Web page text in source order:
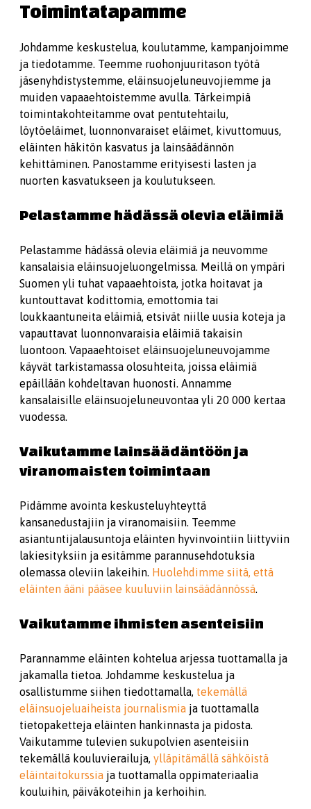
Toimintatapamme
Johdamme keskustelua, koulutamme, kampanjoimme
ja tiedotamme. Teemme ruohonjuuritason työtä
jäsenyhdistystemme, eläinsuojeluneuvojiemme ja
muiden vapaaehtoistemme avulla. Tärkeimpiä
toimintakohteitamme ovat pentutehtailu,
löytöeläimet, luonnonvaraiset eläimet, kivuttomuus,
eläinten häkitön kasvatus ja lainsäädännön
kehittäminen. Panostamme erityisesti lasten ja
nuorten kasvatukseen ja koulutukseen.
Pelastamme hädässä olevia eläimiä
Pelastamme hädässä olevia eläimiä ja neuvomme
kansalaisia eläinsuojeluongelmissa. Meillä on ympäri
Suomen yli tuhat vapaaehtoista, jotka hoitavat ja
kuntouttavat kodittomia, emottomia tai
loukkaantuneita eläimiä, etsivät niille uusia koteja ja
vapauttavat luonnonvaraisia eläimiä takaisin
luontoon. Vapaaehtoiset eläinsuojeluneuvojamme
käyvät tarkistamassa olosuhteita, joissa eläimiä
epäillään kohdeltavan huonosti. Annamme
kansalaisille eläinsuojeluneuvontaa yli 20 000 kertaa
vuodessa.
Vaikutamme lainsäädäntöön ja
viranomaisten toimintaan
Pidämme avointa keskusteluyhteyttä
kansanedustajiin ja viranomaisiin. Teemme
asiantuntijalausuntoja eläinten hyvinvointiin liittyviin
lakiesityksiin ja esitämme parannusehdotuksia
olemassa oleviin lakeihin. Huolehdimme siitä, että
eläinten ääni pääsee kuuluviin lainsäädännössä.
Vaikutamme ihmisten asenteisiin
Parannamme eläinten kohtelua arjessa tuottamalla ja
jakamalla tietoa. Johdamme keskustelua ja
osallistumme siihen tiedottamalla, tekemällä
eläinsuojeluaiheista journalismia ja tuottamalla
tietopaketteja eläinten hankinnasta ja pidosta.
Vaikutamme tulevien sukupolvien asenteisiin
tekemällä kouluvierailuja, ylläpitämällä sähköistä
eläintaitokurssia ja tuottamalla oppimateriaalia
kouluihin, päiväkoteihin ja kerhoihin.